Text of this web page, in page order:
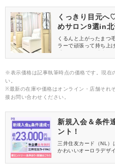
くっきり目元へ
めサロン9選in北
くるんと上がったまつ
ラーで頑張って持ち上
とも……。 それなら、
できるおすすめのサロ
※表示価格は記事執筆時点の価格です。現在
い。
※最新の在庫や価格はオンライン・店舗それ
接お問い合わせください。
新規入会＆条件
ント！
三井住友カード（NL）
かわいいオーロラデザ